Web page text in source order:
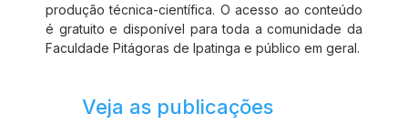
produção técnica-científica. O acesso ao conteúdo
é gratuito e disponível para toda a comunidade da
Faculdade Pitágoras de Ipatinga e público em geral.
Veja as publicações